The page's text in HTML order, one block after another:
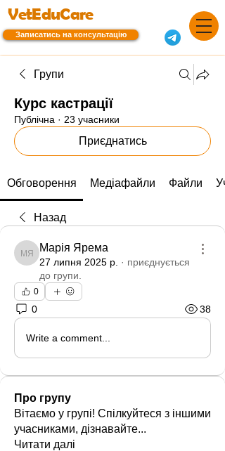
VetEduCare
Записатись на консультацію
Групи
Курс кастрації
Публічна · 23 учасники
Приєднатись
Обговорення Медіафайли Файли
Назад
Марія Ярема
Марія Ярема
27 липня 2025 р. · приєднується
до групи.
0
0 38
Write a comment...
Про групу
Вітаємо у групі! Спілкуйтеся з іншими
учасниками, дізнавайте...
Читати далі